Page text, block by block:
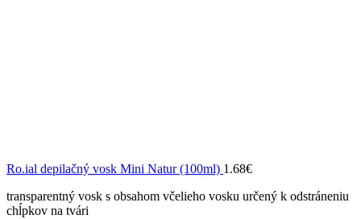
Ro.ial depilačný vosk Mini Natur (100ml) 1.68€
transparentný vosk s obsahom včelieho vosku určený k odstráneniu
chĺpkov na tvári